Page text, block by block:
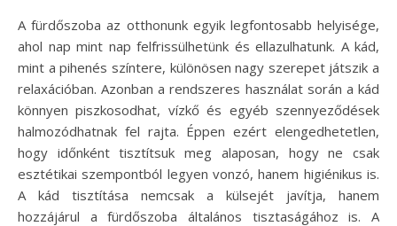
A fürdőszoba az otthonunk egyik legfontosabb helyisége,
ahol nap mint nap felfrissülhetünk és ellazulhatunk. A kád,
mint a pihenés színtere, különösen nagy szerepet játszik a
relaxációban. Azonban a rendszeres használat során a kád
könnyen piszkosodhat, vízkő és egyéb szennyeződések
halmozódhatnak fel rajta. Éppen ezért elengedhetetlen,
hogy időnként tisztítsuk meg alaposan, hogy ne csak
esztétikai szempontból legyen vonzó, hanem higiénikus is.
A kád tisztítása nemcsak a külsejét javítja, hanem
hozzájárul a fürdőszoba általános tisztaságához is. A